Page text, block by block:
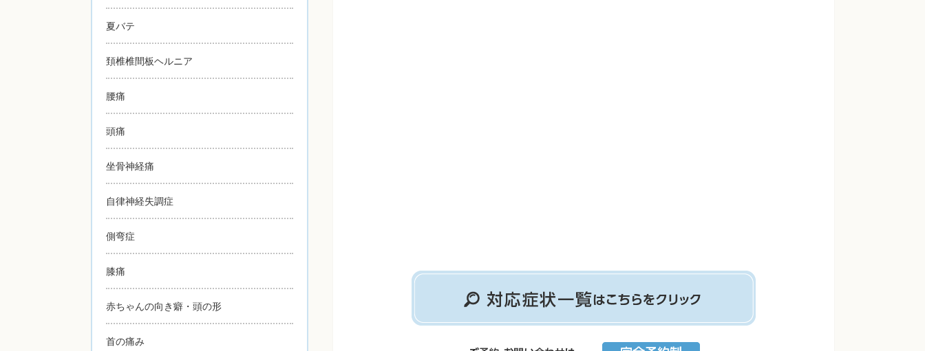
夏バテ
頚椎椎間板ヘルニア
腰痛
頭痛
坐骨神経痛
自律神経失調症
側弯症
膝痛
赤ちゃんの向き癖・頭の形
首の痛み